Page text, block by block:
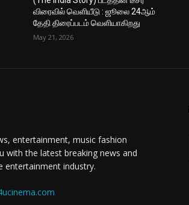
விரைவில் வெளியீடு : ஜூலை 24ஆம்
தேதி திரைப்படம் வெளியாகிறது
May 21, 2026
entertainment, music fashion
with the latest breaking news and
entertainment industry.